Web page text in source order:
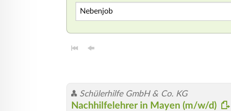
Schülerhilfe GmbH & Co. KG
Nachhilfelehrer in Mayen (m/w/d)